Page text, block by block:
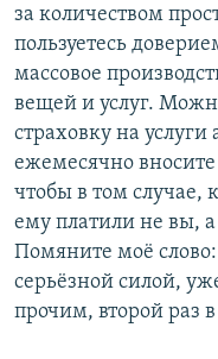
за количеством
пользуетесь
массовое
вещей и услуг.
страховку на
ежемесячно
чтобы в том случае,
ему платили не вы,
Помяните моё
серьёзной силой,
прочим, второй раз